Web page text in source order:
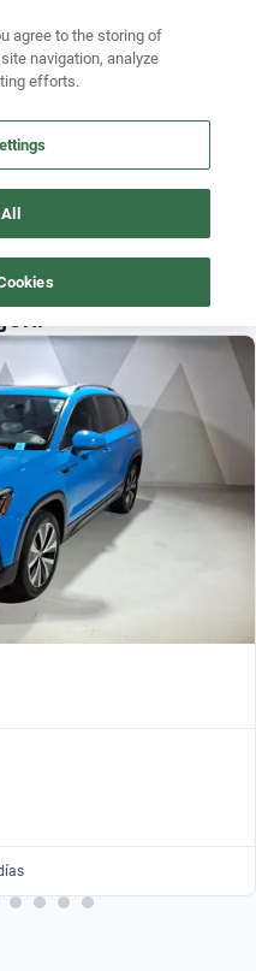
Ubicación
auto pero, aquí hay más que
que tenemos
agree to the storing of
navigation, analyze
efforts.